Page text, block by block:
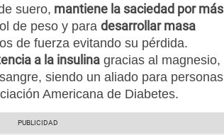
suero, mantiene la saciedad por más
de peso y para desarrollar masa
de fuerza evitando su pérdida.
a la insulina gracias al magnesio,
siendo un aliado para personas
Americana de Diabetes.